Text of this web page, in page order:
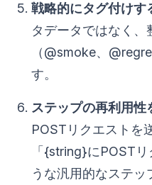
戦略的にタグ付けす
タデータではなく、
（@smoke、
す。
ステップの再利用性
POSTリクエストを
「{string}にPOST
うな汎用的なステ